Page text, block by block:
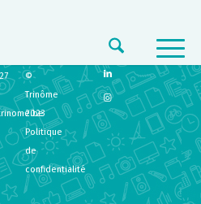
©
Trinôme
2023
Politique
de
confidentialité